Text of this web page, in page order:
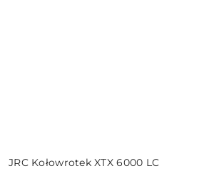
JRC Kołowrotek XTX 6000 LC